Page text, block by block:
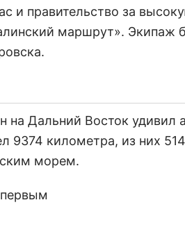
и правительство за
маршрут». Экипаж
на Дальний Восток удивил
9374 километра, из них
морем.